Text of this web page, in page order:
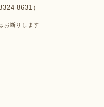
8631）
お断りします